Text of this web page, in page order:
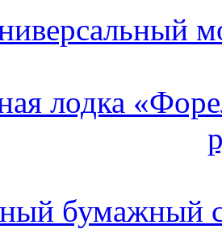
лодка
бумажный